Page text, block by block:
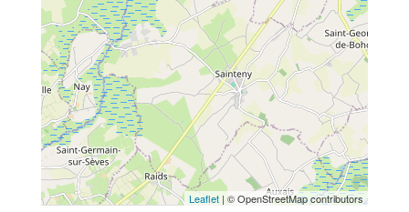
Leaflet | © OpenStreetMap contributors